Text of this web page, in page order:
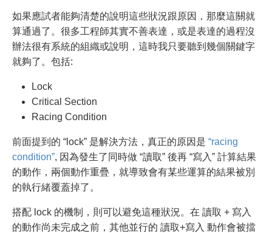
如果應試者能夠清楚的說明這些狀況跟原因，那麼這關就
算通過了。很多工程師其實不善表達，或是表達的過程沒
辦法很有系統的組織或說明，這時我只要聽到幾個關鍵字
就夠了。包括:
Lock
Critical Section
Racing Condition
前面提到的 “lock” 是解決方法，真正的原因是 “racing
condition”, 因為發生了同時做 “讀取” 後再 “寫入” 計算結果
的動作，兩個動作重疊，就導致會有某些運算的結果被別
的執行緒覆蓋掉了。
搭配 lock 的機制，則可以避免這種狀況。在 讀取 + 寫入
的動作尚未完成之前，其他並行的 讀取+寫入 動作會被擋